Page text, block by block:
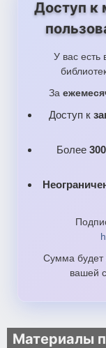
Доступ к
У вас есть
За
Доступ к
Более
Сумма будет
вашей
Материалы